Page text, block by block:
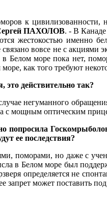
к цивилизованности,
ПАХОЛОВ. - В Канаде
жестокостью именно
вовсе не с
Белом море пока нет,
как того требуют
действительно так?
негуманного
с мощным оптическим
попросила
ее последствия?
поморами, но даже с
в Белом море был
определяется не
запрет может поставить